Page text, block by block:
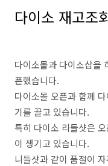
다이소 재고조
다이소몰과 다이소샵을
픈했습니다.
다이소몰 오픈과 함께
기를 끌고 있습니다.
특히 다이소 리들샷은
이 생기고 있습니다.
니들샷과 같이 품절이